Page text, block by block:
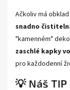
Ačkoliv má
snadno
"kamenném"
zaschlé kapky
pro každodenní
💡 Náš TIP